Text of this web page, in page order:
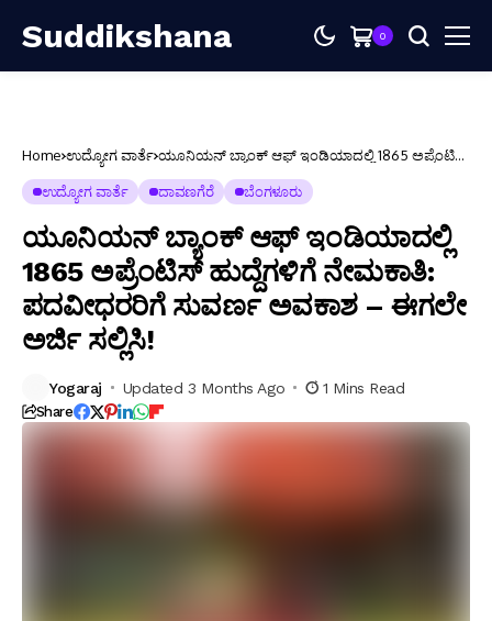
Suddikshana 0
Home ಉದ್ಯೋಗ ವಾರ್ತೆ ಯೂನಿಯನ್ ಬ್ಯಾಂಕ್ ಆಫ್ ಇಂಡಿಯಾದಲ್ಲಿ 1865 ಅಪ್ರೆಂಟಿಸ್
ಈಗಲೇ ಅರ್ಜಿ ಸಲ್ಲಿಸಿ!
ಉದ್ಯೋಗ ವಾರ್ತೆ ದಾವಣಗೆರೆ ಬೆಂಗಳೂರು
ಯೂನಿಯನ್ ಬ್ಯಾಂಕ್ ಆಫ್ ಇಂಡಿಯಾದಲ್ಲಿ
1865 ಅಪ್ರೆಂಟಿಸ್ ಹುದ್ದೆಗಳಿಗೆ ನೇಮಕಾತಿ:
ಪದವೀಧರರಿಗೆ ಸುವರ್ಣ ಅವಕಾಶ – ಈಗಲೇ
ಅರ್ಜಿ ಸಲ್ಲಿಸಿ!
Yogaraj Updated 3 Months Ago 1 Mins Read
Share